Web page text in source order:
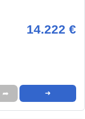
14.222 €
➦ ➜